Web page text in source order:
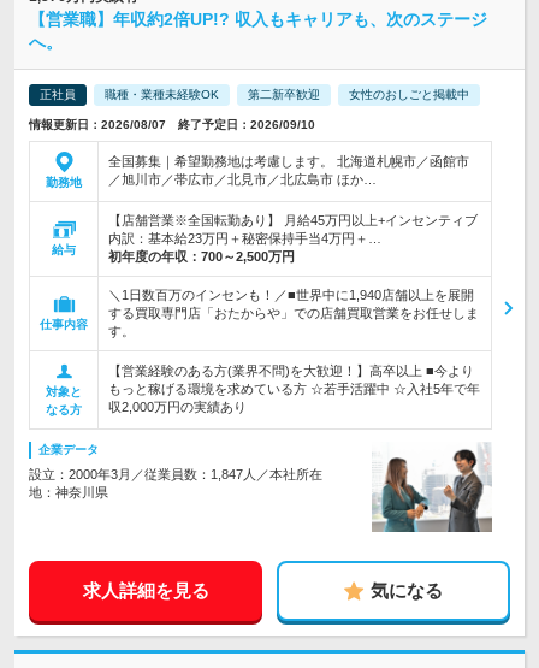
【営業職】年収約2倍UP!? 収入もキャリアも、次のステージ
へ。
正社員 職種・業種未経験OK 第二新卒歓迎 女性のおしごと掲載中
情報更新日：2026/08/07 終了予定日：2026/09/10
勤務地
全国募集｜希望勤務地は考慮します。 北海道札幌市／函館市
／旭川市／帯広市／北見市／北広島市 ほか…
給与
【店舗営業※全国転勤あり】 月給45万円以上+インセンティブ
内訳：基本給23万円＋秘密保持手当4万円＋…
初年度の年収： 700～2,500万円
仕事内容
＼1日数百万のインセンも！／■世界中に1,940店舗以上を展開
する買取専門店「おたからや」での店舗買取営業をお任せしま
す。
対象と
なる方
【営業経験のある方(業界不問)を大歓迎！】高卒以上 ■今より
もっと稼げる環境を求めている方 ☆若手活躍中 ☆入社5年で年
収2,000万円の実績あり
企業データ
設立：2000年3月／従業員数：1,847人／本社所在
地：神奈川県
求人詳細を見る 気になる